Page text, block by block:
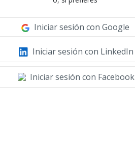
Iniciar sesión con Google
Iniciar sesión con LinkedIn
Iniciar sesión con Facebook